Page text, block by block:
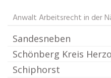
Anwalt Arbeitsrecht in der
Sandesneben
Schönberg Kreis
Schiphorst